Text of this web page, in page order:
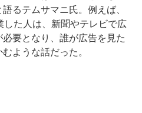
るテムサマニ氏。例えば、
した人は、新聞やテレビで広
要となり、誰が広告を見た
ような話だった。